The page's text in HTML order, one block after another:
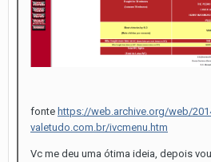
fonte https://web.archive.org/web/
valetudo.com.br/ivcmenu.htm
Vc me deu uma ótima ideia, depois